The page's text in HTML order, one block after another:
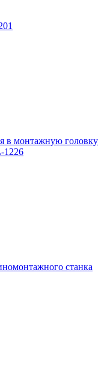
в монтажную головку
1226
станка